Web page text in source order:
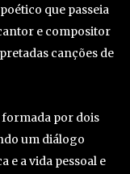
que passeia
e compositor
canções de
formada por dois
um diálogo
e a vida pessoal e